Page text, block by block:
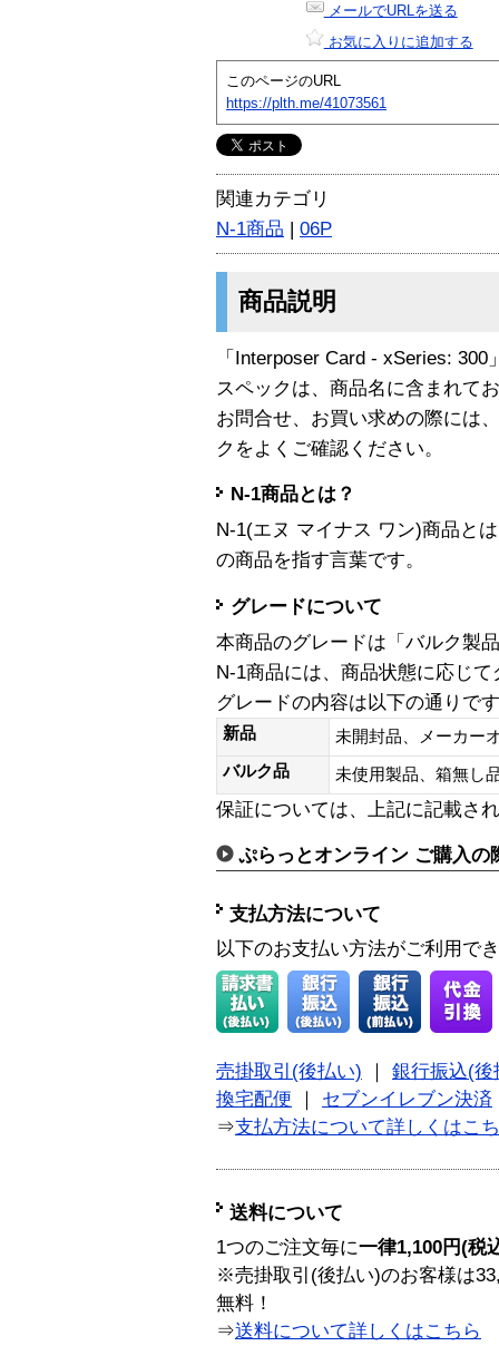
メールでURLを送る
お気に入りに追加する
このページのURL
https://plth.me/41073561
関連カテゴリ
N-1商品 | 06P
商品説明
「Interposer Card - xSeries:
スペックは、商品名に含まれて
お問合せ、お買い求めの際には
クをよくご確認ください。
N-1商品とは？
N-1(エヌ マイナス ワン)商品と
の商品を指す言葉です。
グレードについて
本商品のグレードは「バルク製
N-1商品には、商品状態に応じ
グレードの内容は以下の通りで
新品
未開封品、メーカー
バルク品
未使用製品、箱無
保証については、上記に記載さ
ぷらっとオンライン ご購入の
支払方法について
以下のお支払い方法がご利用で
売掛取引(後払い)
銀行振込(後
換宅配便
セブンイレブン決済
⇒支払方法について詳しくはこ
送料について
1つのご注文毎に一律1,100円(税
※売掛取引(後払い)のお客様は
無料！
⇒送料について詳しくはこちら